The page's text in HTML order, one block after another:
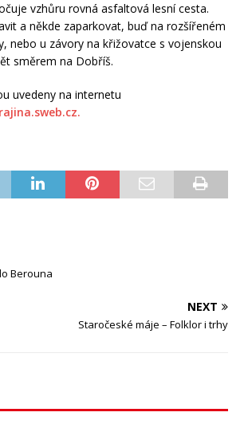
vzhůru rovná asfaltová lesní cesta.
a někde zaparkovat, buď na rozšířeném
nebo u závory na křižovatce s vojenskou
směrem na Dobříš.
uvedeny na internetu
Berouna
NEXT
Staročeské máje – Folklor i trhy